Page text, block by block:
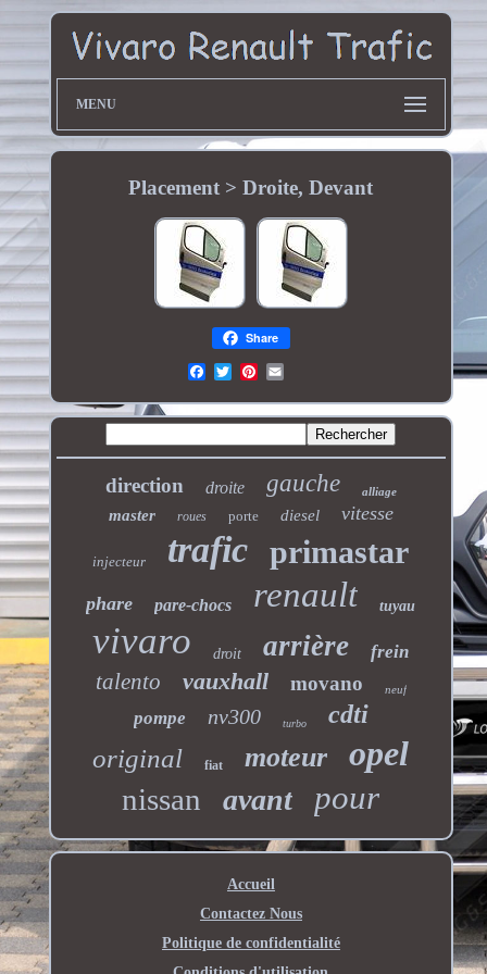
MENU
Placement > Droite, Devant
Share
direction droite gauche alliage
master roues porte diesel vitesse
injecteur trafic primastar
phare pare-chocs renault tuyau
vivaro droit arrière frein
talento vauxhall movano neuf
pompe nv300 turbo cdti
original fiat moteur opel
nissan avant pour
Accueil
Contactez Nous
Politique de confidentialité